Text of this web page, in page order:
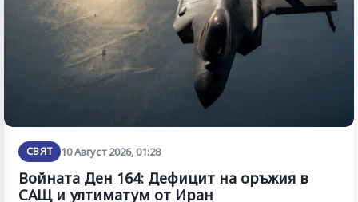
СВЯТ 10 Август 2026, 01:28
Войната Ден 164: Дефицит на оръжия в
САЩ и ултиматум от Иран